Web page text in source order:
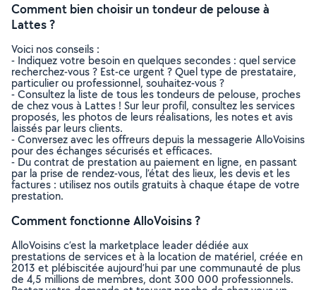
Comment bien choisir un tondeur de pelouse à
Lattes ?
Voici nos conseils :
- Indiquez votre besoin en quelques secondes : quel service
recherchez-vous ? Est-ce urgent ? Quel type de prestataire,
particulier ou professionnel, souhaitez-vous ?
- Consultez la liste de tous les tondeurs de pelouse, proches
de chez vous à Lattes ! Sur leur profil, consultez les services
proposés, les photos de leurs réalisations, les notes et avis
laissés par leurs clients.
- Conversez avec les offreurs depuis la messagerie AlloVoisins
pour des échanges sécurisés et efficaces.
- Du contrat de prestation au paiement en ligne, en passant
par la prise de rendez-vous, l’état des lieux, les devis et les
factures : utilisez nos outils gratuits à chaque étape de votre
prestation.
Comment fonctionne AlloVoisins ?
AlloVoisins c’est la marketplace leader dédiée aux
prestations de services et à la location de matériel, créée en
2013 et plébiscitée aujourd’hui par une communauté de plus
de 4,5 millions de membres, dont 300 000 professionnels.